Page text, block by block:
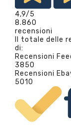
4,9/5
8.860
recensioni
Il totale delle
di:
Recensioni
3850
Recensioni
5010